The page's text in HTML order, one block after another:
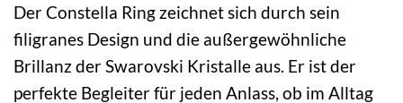
Der Constella Ring zeichnet sich durch sein
filigranes Design und die außergewöhnliche
Brillanz der Swarovski Kristalle aus. Er ist der
perfekte Begleiter für jeden Anlass, ob im Alltag